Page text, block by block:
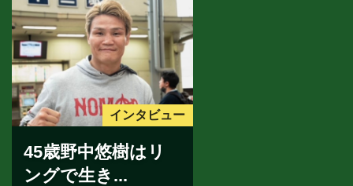
インタビュー
45歳野中悠樹はリ
ングで生き...